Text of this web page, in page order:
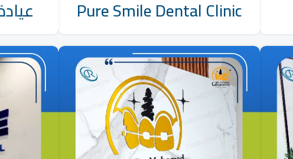
Pure Smile Dental Clinic